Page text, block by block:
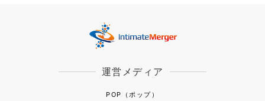
運営メディア
POP（ポップ）